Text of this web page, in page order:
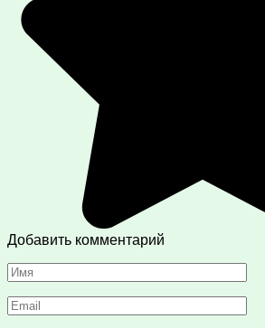
Добавить комментарий
Имя
*
Email
*